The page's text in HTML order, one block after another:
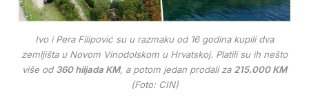
Ivo i Pera Filipović su u razmaku od 16 godina kupili dva
zemljišta u Novom Vinodolskom u Hrvatskoj. Platili su ih nešto
više od360 hiljada KM, a potom jedan prodali za 215.000 KM
(Foto: CIN)